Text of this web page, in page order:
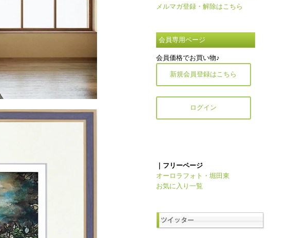
メルマガ登録・解除はこちら
会員専用ページ
会員価格でお買い物♪
新規会員登録はこちら
ログイン
｜フリーページ
オーロラフォト・堀田東
お気に入り一覧